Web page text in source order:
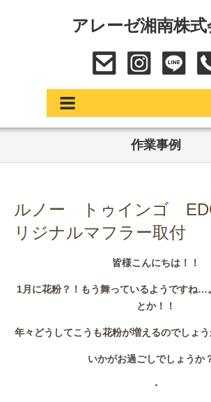
アレーゼ湘南株式
中古車
サービス
作業事例
ルノー トゥインゴ
リジナルマフラー取付
皆様こんにちは！！
1月に花粉？！もう舞っているようですね…
とか！！
年々どうしてこうも花粉が増えるのでしょ
いかがお過ごしでしょうか
・